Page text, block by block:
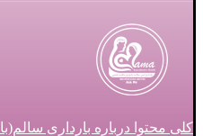
کلی محتوا درباره بارداری سالم(با 30 سال تجربه مامایی)